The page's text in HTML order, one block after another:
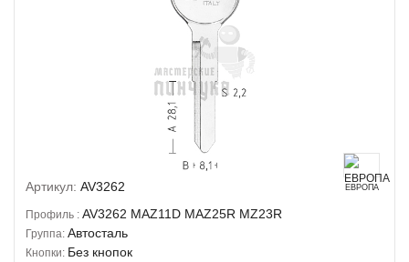
Артикул: AV3262 ЕВРОПА
Профиль : AV3262 MAZ11D MAZ25R MZ23R
Группа: Автосталь
Кнопки: Без кнопок